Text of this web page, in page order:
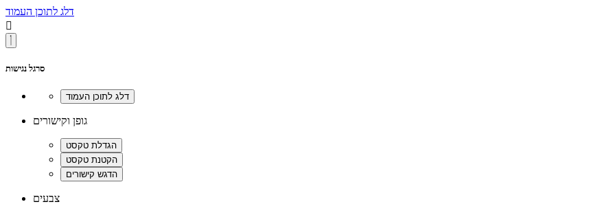
דלג לתוכן העמוד

סרגל נגישות
גופן וקישורים
צבעים